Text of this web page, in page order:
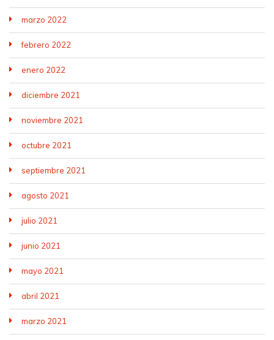
marzo 2022
febrero 2022
enero 2022
diciembre 2021
noviembre 2021
octubre 2021
septiembre 2021
agosto 2021
julio 2021
junio 2021
mayo 2021
abril 2021
marzo 2021